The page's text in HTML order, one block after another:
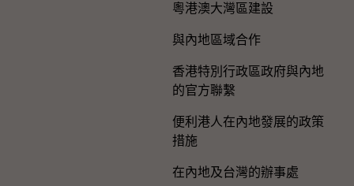
粵港澳大灣區建設
與內地區域合作
香港特別行政區政府與內地
的官方聯繫
便利港人在內地發展的政策
措施
在內地及台灣的辦事處